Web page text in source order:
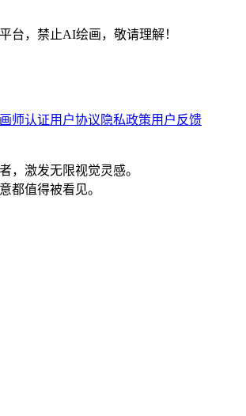
台，禁止AI绘画，敬请理解！
画师认证用户协议 隐私政策用户反馈
，激发无限视觉灵感。
都值得被看见。